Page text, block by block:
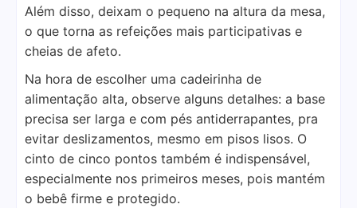
Além disso, deixam o pequeno na altura da mesa,
o que torna as refeições mais participativas e
cheias de afeto.
Na hora de escolher uma cadeirinha de
alimentação alta, observe alguns detalhes: a base
precisa ser larga e com pés antiderrapantes, pra
evitar deslizamentos, mesmo em pisos lisos. O
cinto de cinco pontos também é indispensável,
especialmente nos primeiros meses, pois mantém
o bebê firme e protegido.